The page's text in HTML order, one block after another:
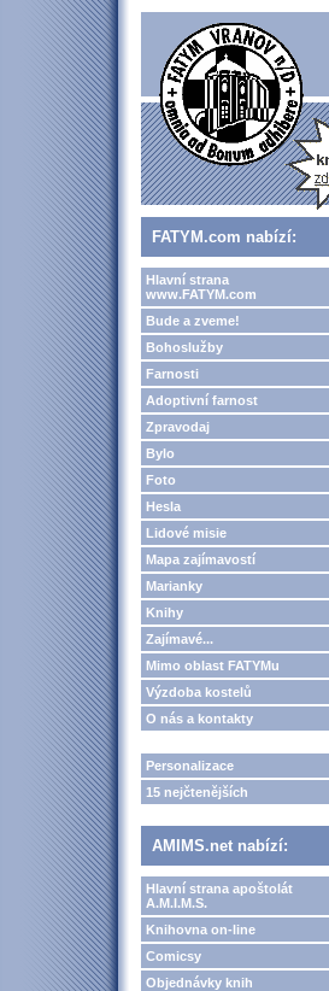
FATYM.com nabízí:
Hlavní strana
www.FATYM.com
Bude a zveme!
Bohoslužby
Farnosti
Adoptivní farnost
Zpravodaj
Bylo
Foto
Hesla
Lidové misie
Mapa zajímavostí
Marianky
Knihy
Zajímavé...
Mimo oblast FATYMu
Výzdoba kostelů
O nás a kontakty
Personalizace
15 nejčtenějších
AMIMS.net nabízí:
Hlavní strana apoštolát
A.M.I.M.S.
Knihovna on-line
Comicsy
Objednávky knih